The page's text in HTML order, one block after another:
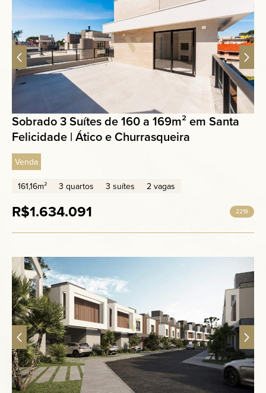
Sobrado 3 Suítes de 160 a 169m² em Santa
Felicidade | Ático e Churrasqueira
Venda
161,16m² 3 quartos 3 suítes 2 vagas
R$1.634.091 2219